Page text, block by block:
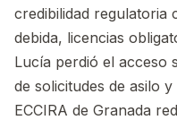
credibilidad regulatoria
debida, licencias
Lucía perdió el acceso
de solicitudes de asilo
ECCIRA de Granada